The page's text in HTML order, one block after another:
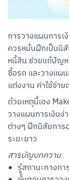
การวางแผนการ
ควรหมั่นฝึกเป็นนิสั
หนี้สิน ช่วยแก้ปัญ
ซื้อรถ และวางแผ
แต่งงาน ค่าใช้จ่า
ด้วยเหตุนี้เอง
วางแผนการเงินง่
ต่างๆ ฝึกนิสัยการ
ระยะยาว
สารบัญบทความ
รู้สถานะทางก